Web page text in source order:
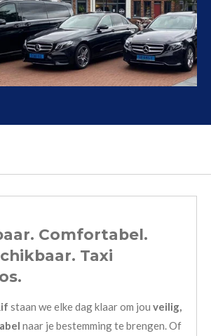
Comfortabel.
Taxi
staan we elke dag klaar om jou veilig,
naar je bestemming te brengen. Of